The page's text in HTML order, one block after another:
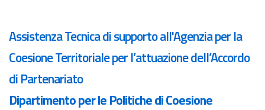
Assistenza Tecnica di supporto all'Agenzia per la
Coesione Territoriale per l’attuazione dell’Accordo
di Partenariato
Dipartimento per le Politiche di Coesione